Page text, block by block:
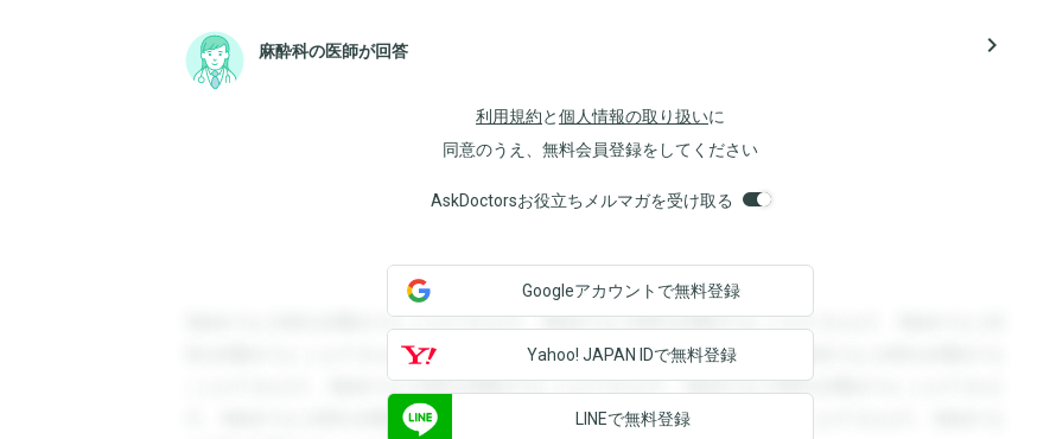
麻酔科の医師が回答 navigate_next
利用規約と個人情報の取り扱いに
同意のうえ、無料会員登録をしてください
AskDoctorsお役立ちメルマガを受け取る
登録すると回答を閲覧することができます。登録すると回答を閲覧することができます。登録すると回
答を閲覧することができます。登録すると回答を閲覧することができます。登録すると回答を閲覧する
ことができます。登録すると回答を閲覧することができます。登録すると回答を閲覧することができま
す。登録すると回答を閲覧することができます。登録すると回答を閲覧することができます。登録する
Googleアカウントで無料登録
Yahoo! JAPAN IDで無料登録
LINEで無料登録